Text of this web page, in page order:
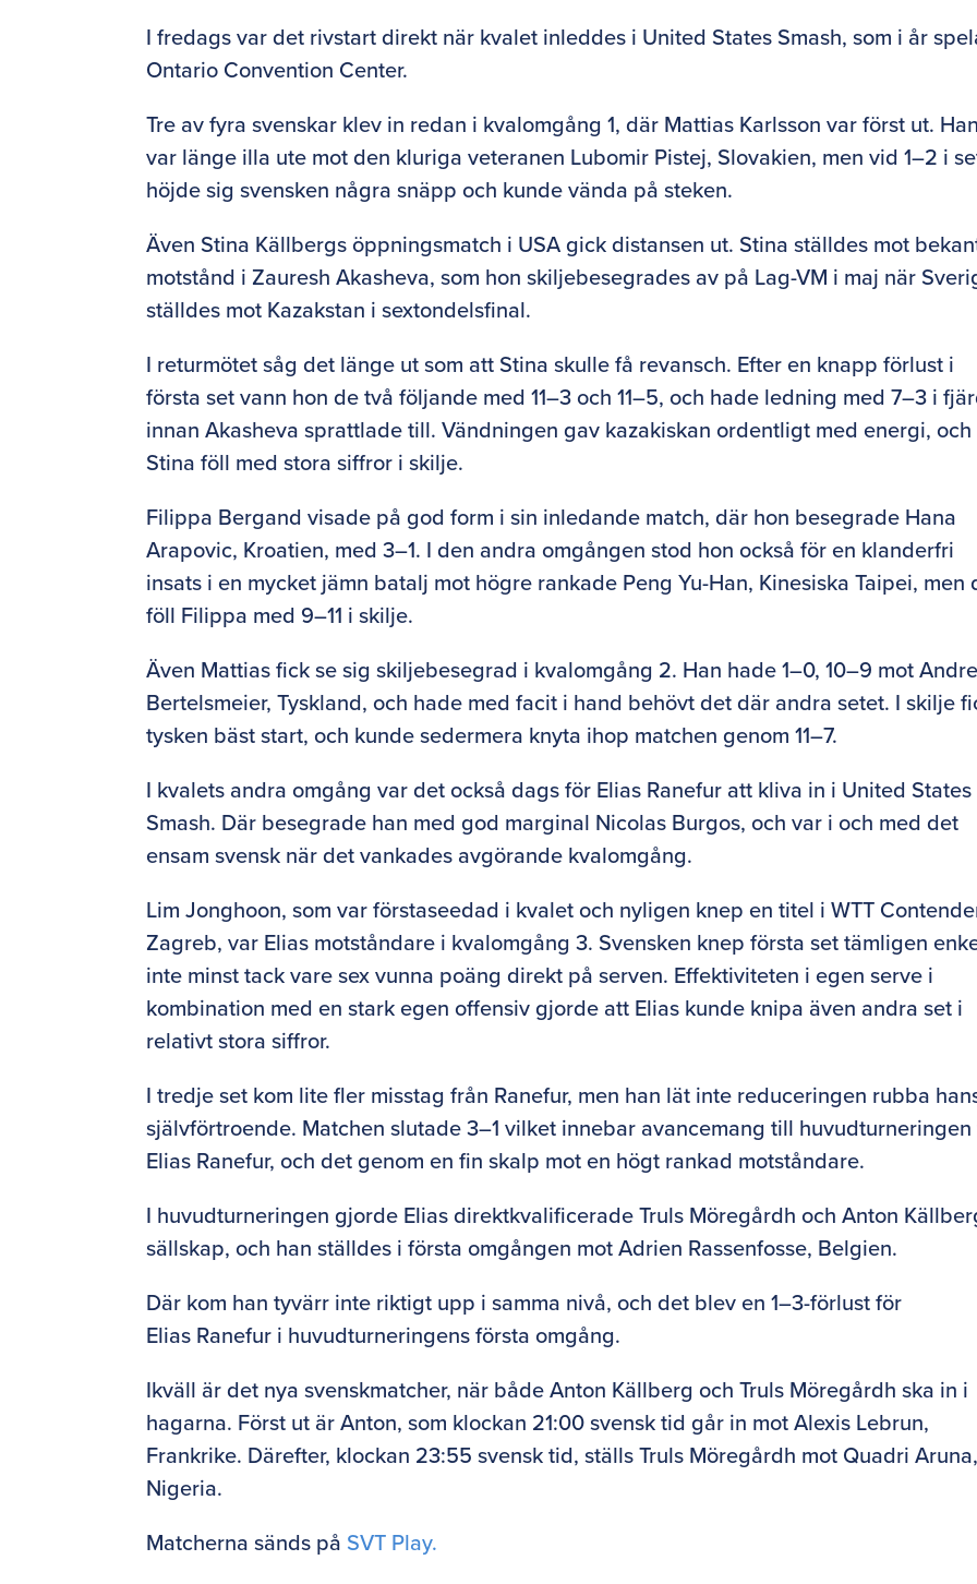
I fredags var det rivstart direkt när kvalet inleddes i United States Smash, som i år
Ontario Convention Center.
Tre av fyra svenskar klev in redan i kvalomgång 1, där Mattias Karlsson var först ut. Han
var länge illa ute mot den kluriga veteranen Lubomir Pistej, Slovakien, men vid 1–2 i
höjde sig svensken några snäpp och kunde vända på steken.
Även Stina Källbergs öppningsmatch i USA gick distansen ut. Stina ställdes mot
motstånd i Zauresh Akasheva, som hon skiljebesegrades av på Lag-VM i maj när
ställdes mot Kazakstan i sextondelsfinal.
I returmötet såg det länge ut som att Stina skulle få revansch. Efter en knapp förlust i
första set vann hon de två följande med 11–3 och 11–5, och hade ledning med 7–3 i
innan Akasheva sprattlade till. Vändningen gav kazakiskan ordentligt med energi, och
Stina föll med stora siffror i skilje.
Filippa Bergand visade på god form i sin inledande match, där hon besegrade Hana
Arapovic, Kroatien, med 3–1. I den andra omgången stod hon också för en klanderfri
insats i en mycket jämn batalj mot högre rankade Peng Yu-Han, Kinesiska Taipei, men
föll Filippa med 9–11 i skilje.
Även Mattias fick se sig skiljebesegrad i kvalomgång 2. Han hade 1–0, 10–9 mot Andre
Bertelsmeier, Tyskland, och hade med facit i hand behövt det där andra setet. I skilje
tysken bäst start, och kunde sedermera knyta ihop matchen genom 11–7.
I kvalets andra omgång var det också dags för Elias Ranefur att kliva in i United States
Smash. Där besegrade han med god marginal Nicolas Burgos, och var i och med det
ensam svensk när det vankades avgörande kvalomgång.
Lim Jonghoon, som var förstaseedad i kvalet och nyligen knep en titel i WTT
Zagreb, var Elias motståndare i kvalomgång 3. Svensken knep första set tämligen
inte minst tack vare sex vunna poäng direkt på serven. Effektiviteten i egen serve i
kombination med en stark egen offensiv gjorde att Elias kunde knipa även andra set i
relativt stora siffror.
I tredje set kom lite fler misstag från Ranefur, men han lät inte reduceringen rubba
självförtroende. Matchen slutade 3–1 vilket innebar avancemang till
Elias Ranefur, och det genom en fin skalp mot en högt rankad motståndare.
I huvudturneringen gjorde Elias direktkvalificerade Truls Möregårdh och Anton
sällskap, och han ställdes i första omgången mot Adrien Rassenfosse, Belgien.
Där kom han tyvärr inte riktigt upp i samma nivå, och det blev en 1–3-förlust för
Elias Ranefur i huvudturneringens första omgång.
Ikväll är det nya svenskmatcher, när både Anton Källberg och Truls Möregårdh ska in i
hagarna. Först ut är Anton, som klockan 21:00 svensk tid går in mot Alexis Lebrun,
Frankrike. Därefter, klockan 23:55 svensk tid, ställs Truls Möregårdh mot Quadri Aruna,
Nigeria.
Matcherna sänds på SVT Play.